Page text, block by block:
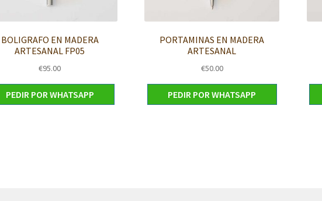
BOLIGRAFO EN MADERA
ARTESANAL FP05
€95.00
PEDIR POR WHATSAPP
PORTAMINAS EN MADERA
ARTESANAL
€50.00
PEDIR POR WHATSAPP